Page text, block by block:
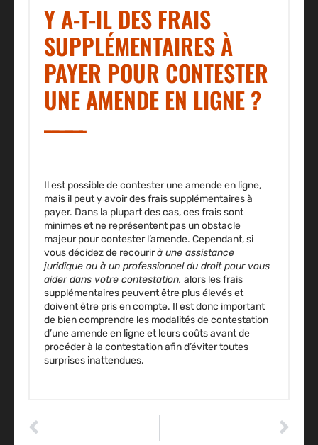
Y A-T-IL DES FRAIS
SUPPLÉMENTAIRES À
PAYER POUR CONTESTER
UNE AMENDE EN LIGNE ?
Il est possible de contester une amende en ligne,
mais il peut y avoir des frais supplémentaires à
payer. Dans la plupart des cas, ces frais sont
minimes et ne représentent pas un obstacle
majeur pour contester l’amende. Cependant, si
vous décidez de recourirà une assistance
juridique ou à un professionnel du droit pour vous
aider dans votre contestation, alors les frais
supplémentaires peuvent être plus élevés et
doivent être pris en compte. Il est donc important
de bien comprendre les modalités de contestation
d’une amende en ligne et leurs coûtsavant de
procéder à la contestation afin d’éviter toutes
surprises inattendues.